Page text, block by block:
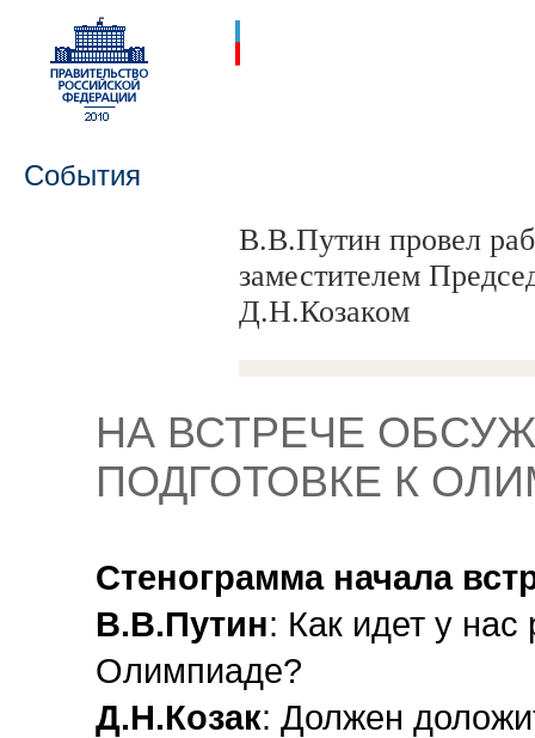
События
В.В.Путин провел
заместителем
Д.Н.Козаком
НА ВСТРЕЧЕ
ПОДГОТОВКЕ К
Стенограмма начала
В.В.Путин: Как идет у
Олимпиаде?
Д.Н.Козак: Должен